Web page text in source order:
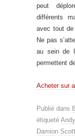
peut
différents
avec tout de
Ne pas
au sein de
permettent
Acheter sur
Publié dans
étiqueté
Damion Scott